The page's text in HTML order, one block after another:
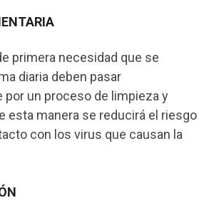
primera necesidad que se
diaria deben pasar
por un proceso de limpieza y
esta manera se reducirá el riesgo
con los virus que causan la